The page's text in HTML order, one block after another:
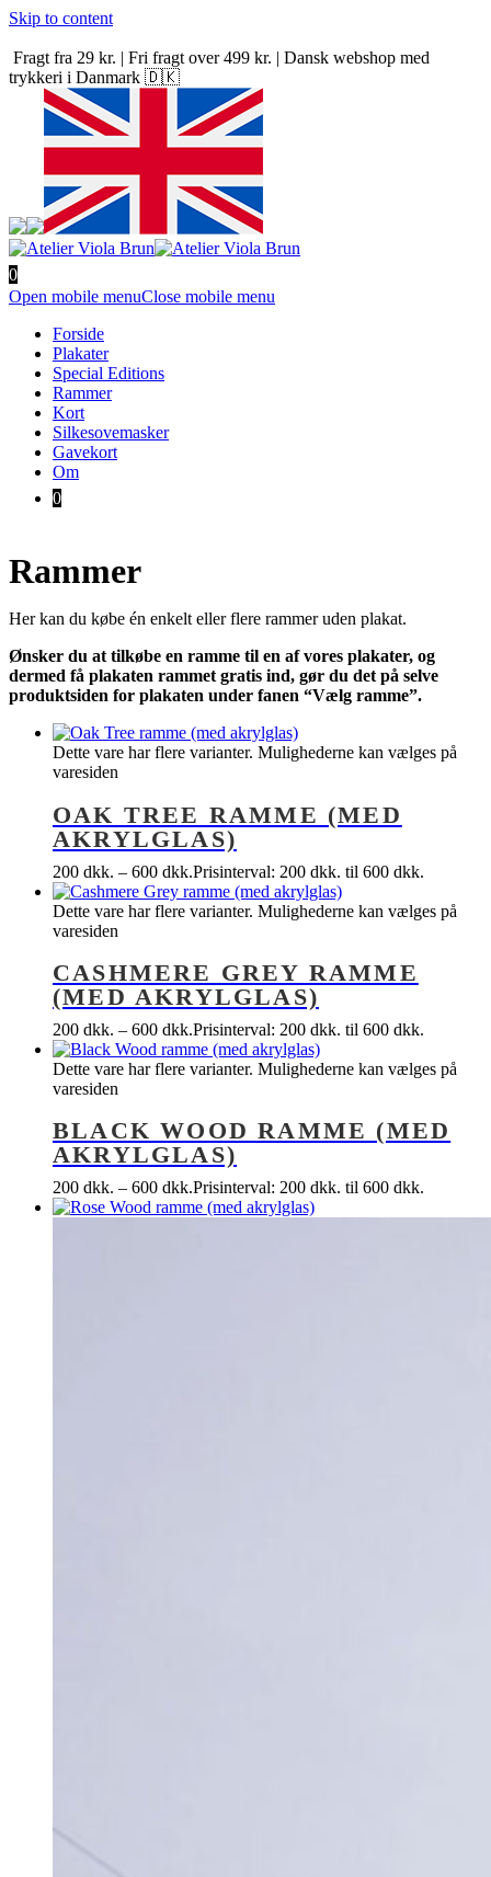
Skip to content
Fragt fra 29 kr. | Fri fragt over 499 kr. | Dansk webshop med
trykkeri i Danmark 🇩🇰
0
Open mobile menuClose mobile menu
Forside
Plakater
Special Editions
Rammer
Kort
Silkesovemasker
Gavekort
Om
0
Rammer
Her kan du købe én enkelt eller flere rammer uden plakat.
Ønsker du at tilkøbe en ramme til en af vores plakater, og
dermed få plakaten rammet gratis ind, gør du det på selve
produktsiden for plakaten under fanen “Vælg ramme”.
Dette vare har flere varianter. Mulighederne kan vælges på
varesiden
OAK TREE RAMME (MED
AKRYLGLAS)
200 dkk. – 600 dkk.Prisinterval: 200 dkk. til 600 dkk.
Dette vare har flere varianter. Mulighederne kan vælges på
varesiden
CASHMERE GREY RAMME
(MED AKRYLGLAS)
200 dkk. – 600 dkk.Prisinterval: 200 dkk. til 600 dkk.
Dette vare har flere varianter. Mulighederne kan vælges på
varesiden
BLACK WOOD RAMME (MED
AKRYLGLAS)
200 dkk. – 600 dkk.Prisinterval: 200 dkk. til 600 dkk.